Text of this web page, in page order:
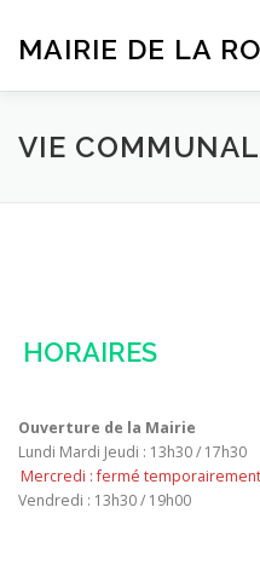
contenu
MAIRIE DE LA
ACCUEIL BULLETINS
VIE
HORAIRES
Ouverture de la Mairie
Lundi Mardi Jeudi : 13h30 / 17h30
Mercredi : fermé temporairement
Vendredi : 13h30 / 19h00